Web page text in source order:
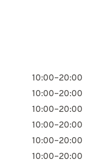
10:00–20:00
10:00–20:00
10:00–20:00
10:00–20:00
10:00–20:00
10:00–20:00